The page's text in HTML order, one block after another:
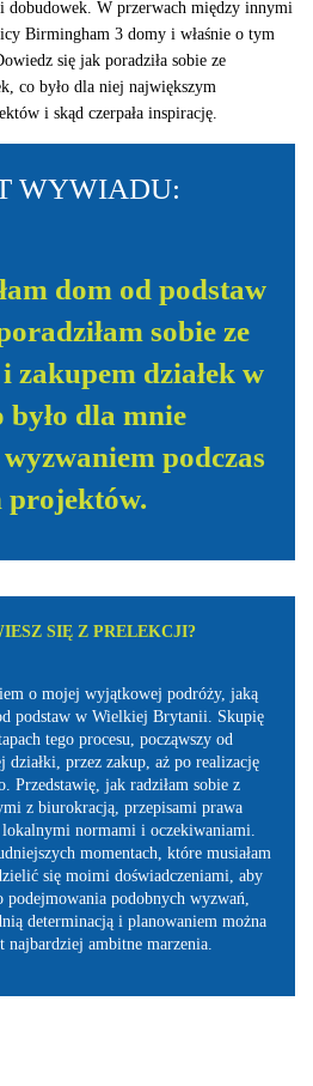
W przerwach między innymi
Birmingham 3 domy i właśnie o tym
się jak poradziła sobie ze
co było dla niej największym
i skąd czerpała inspirację.
WYWIADU:
dom od podstaw
sobie ze
zakupem działek w
było dla mnie
podczas
projektów.
SIĘ Z PRELEKCJI?
o mojej wyjątkowej podróży, jaką
podstaw w Wielkiej Brytanii. Skupię
tego procesu, począwszy od
działki, przez zakup, aż po realizację
Przedstawię, jak radziłam sobie z
z biurokracją, przepisami prawa
lokalnymi normami i oczekiwaniami.
momentach, które musiałam
się moimi doświadczeniami, aby
podejmowania podobnych wyzwań,
determinacją i planowaniem można
najbardziej ambitne marzenia.